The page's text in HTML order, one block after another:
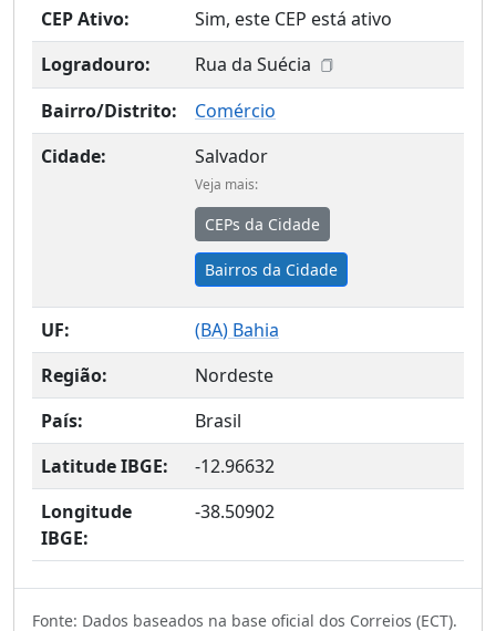
CEP Ativo:
Sim, este CEP está ativo
Logradouro:
Rua da Suécia
Bairro/Distrito:
Comércio
Cidade:
Salvador
Veja mais:
CEPs da Cidade
Bairros da Cidade
UF: (BA) Bahia
Região:
Nordeste
País:
Brasil
Latitude IBGE:
-12.96632
Longitude
IBGE:
-38.50902
Fonte: Dados baseados na base oficial dos Correios (ECT).